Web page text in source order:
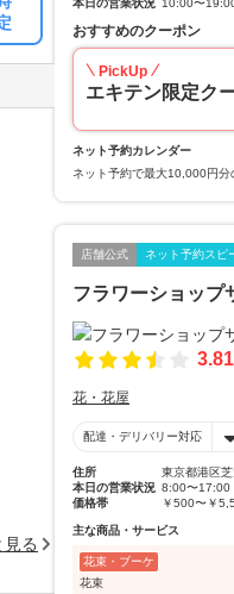
本日の営業状況 10:00〜
おすすめのクーポン
PickUp
エキテン限定ク
ネット予約カレンダー
ネット予約で最大10,000円分
店舗公式 ネット予約スピ
フラワーショップ
3.81
花・花屋
配達・デリバリー対応
住所
東京都港区
本日の営業状況 8:00〜17:00
価格帯
￥500〜￥
主な商品・サービス
花束・ブーケ
花束
見る